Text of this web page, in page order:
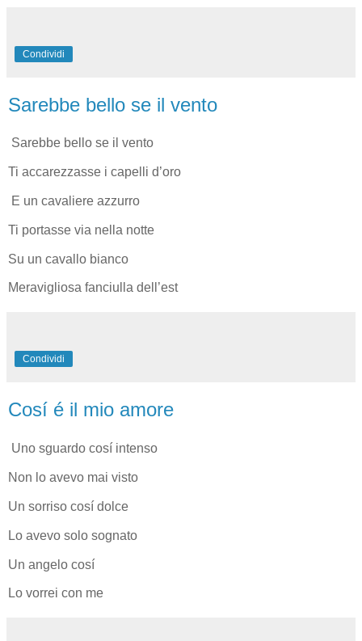
Condividi
Sarebbe bello se il vento
Sarebbe bello se il vento
Ti accarezzasse i capelli d’oro
E un cavaliere azzurro
Ti portasse via nella notte
Su un cavallo bianco
Meravigliosa fanciulla dell’est
Condividi
Cosí é il mio amore
Uno sguardo cosí intenso
Non lo avevo mai visto
Un sorriso cosí dolce
Lo avevo solo sognato
Un angelo cosí
Lo vorrei con me